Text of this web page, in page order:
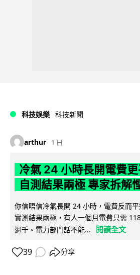
科技娛樂 科技新聞
arthur 1 日
冷氣 24 小時長開電費
自測結果兩極 專家拆解
你信唔信冷氣長開 24 小時，電費反而
實測結果兩極，有人一個月電費只需
過千。電力部門話不能...
閱讀全文
39 分享